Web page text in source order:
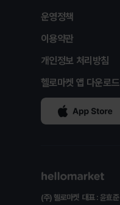
운영정책
이용약관
개인정보 처리방침
헬로마켓 앱 다운로드
(주) 헬로마켓 대표 : 윤효준